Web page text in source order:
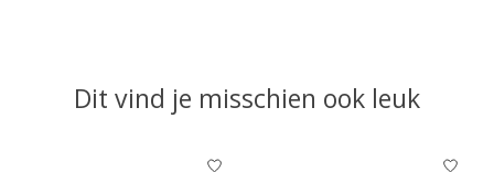
Dit vind je misschien ook leuk
Items van productcarrousel